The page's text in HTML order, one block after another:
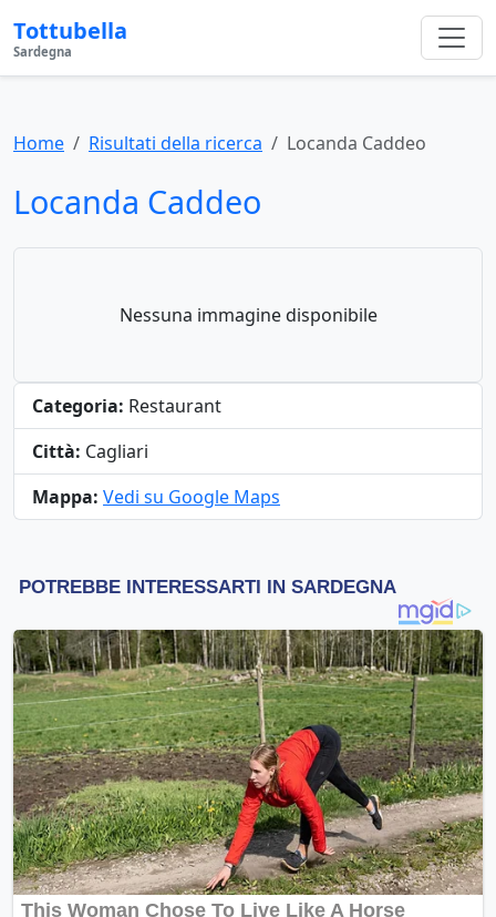
Tottubella
Sardegna
Home Risultati della ricerca Locanda Caddeo
Locanda Caddeo
Nessuna immagine disponibile
Categoria: Restaurant
Città: Cagliari
Mappa: Vedi su Google Maps